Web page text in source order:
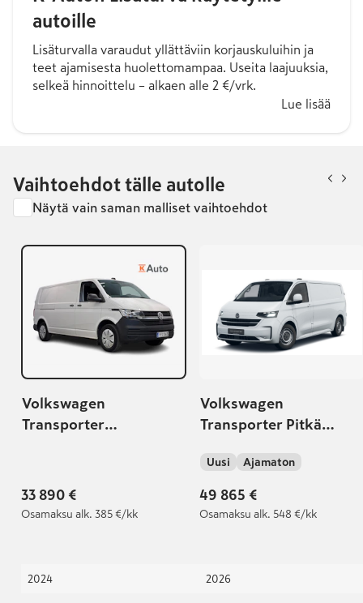
autoille
Lisäturvalla varaudut yllättäviin korjauskuluihin ja
teet ajamisesta huolettomampaa. Useita laajuuksia,
selkeä hinnoittelu – alkaen alle 2 €/vrk.
Lue lisää
Vaihtoehdot tälle autolle
Näytä vain saman malliset vaihtoehdot
Volkswagen
Transporter
Klassiker
33 890 €
Osamaksu alk. 385 €/kk
2024
Volkswagen
Transporter Pitkä
TDI 81 kW, Manuaali
Uusi Ajamaton
49 865 €
Osamaksu alk. 548 €/kk
2026